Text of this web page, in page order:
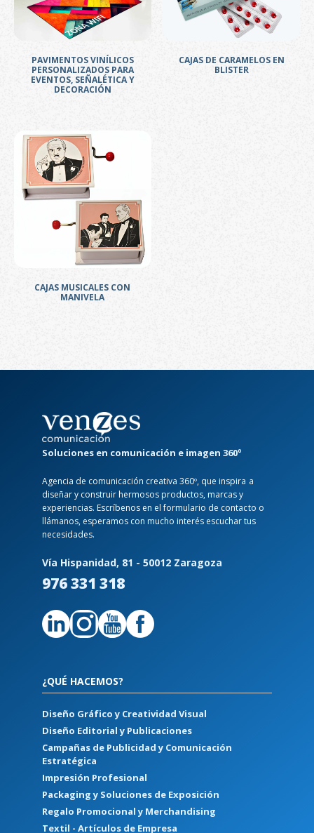
PAVIMENTOS VINÍLICOS
PERSONALIZADOS PARA
EVENTOS, SEÑALÉTICA Y
DECORACIÓN
CAJAS DE CARAMELOS EN
BLISTER
CAJAS MUSICALES CON
MANIVELA
Soluciones en comunicación e imagen 360º
Agencia de comunicación creativa 360º, que inspira a
diseñar y construir hermosos productos, marcas y
experiencias. Escríbenos en el formulario de contacto o
llámanos, esperamos con mucho interés escuchar tus
necesidades.
Vía Hispanidad, 81 - 50012 Zaragoza
976 331 318
¿QUÉ HACEMOS?
Diseño Gráfico y Creatividad Visual
Diseño Editorial y Publicaciones
Campañas de Publicidad y Comunicación
Estratégica
Impresión Profesional
Packaging y Soluciones de Exposición
Regalo Promocional y Merchandising
Textil - Artículos de Empresa